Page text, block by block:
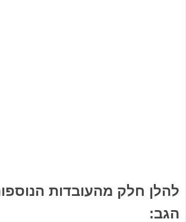
להלן חלק מהעובדות
הגב: